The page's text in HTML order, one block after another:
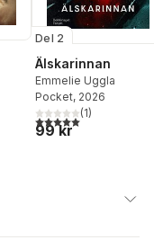
Del 2
Älskarinnan
Emmelie Uggla
Pocket, 2026
5,0utav 5 stjärnor.
(1)
99 kr